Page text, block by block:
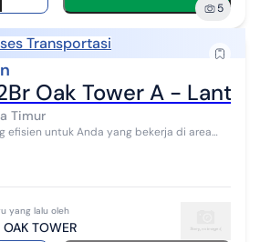
5
Transportasi
Oak Tower A -
Timur
efisien untuk Anda yang bekerja di area
atau Kelapa Gading. Akses tol Cakung-
yang lalu oleh
TOWER